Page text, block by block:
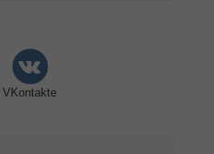
VKontakte